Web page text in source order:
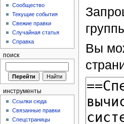
Вы
Сообщество
Текущие события
Свежие правки
Случайная статья
Справка
поиск
инструменты
Ссылки сюда
Связанные правки
Спецстраницы